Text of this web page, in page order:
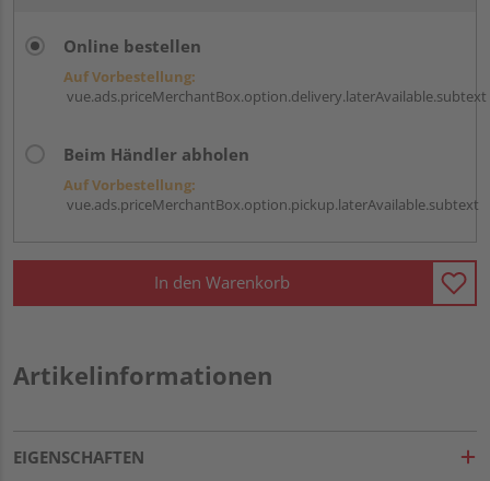
Online bestellen
Auf Vorbestellung:
vue.ads.priceMerchantBox.option.delivery.laterAvailable.subtext
Beim Händler abholen
Auf Vorbestellung:
vue.ads.priceMerchantBox.option.pickup.laterAvailable.subtext
In den Warenkorb
Artikelinformationen
EIGENSCHAFTEN